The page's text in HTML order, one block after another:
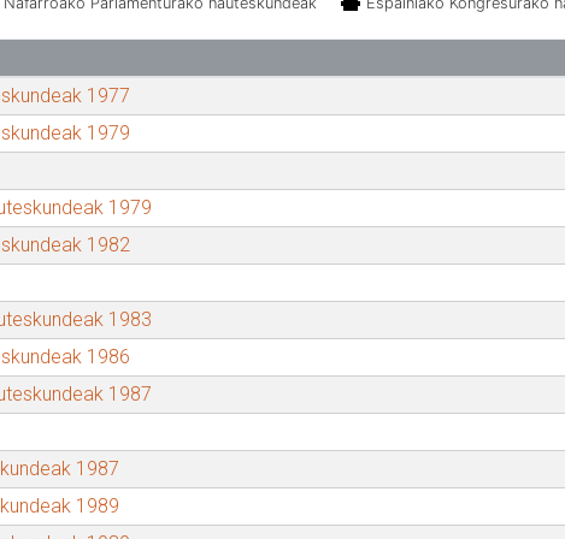
1977
1979
1979
1982
1983
1986
1987
1987
1989